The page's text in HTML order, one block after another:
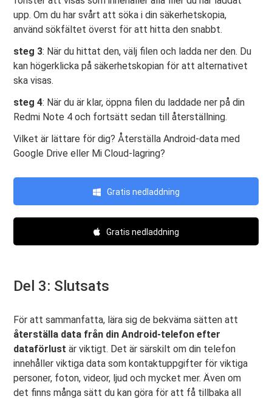
upp. Om du har svårt att söka i din säkerhetskopia,
använd sökfältet överst för att hitta den snabbt.
steg 3: När du hittat den, välj filen och ladda ner den. Du
kan högerklicka på säkerhetskopian för att alternativet
ska visas.
steg 4: När du är klar, öppna filen du laddade ner på din
Redmi Note 4 och fortsätt sedan till återställning.
Vilket är lättare för dig? Återställa Android-data med
Google Drive eller Mi Cloud-lagring?
Gratis nedladdning
Gratis nedladdning
Del 3: Slutsats
För att sammanfatta, lära sig de bekväma sätten att
återställa data från din Android-telefon efter
dataförlust är viktigt. Det är särskilt om din telefon
innehåller viktiga data som kontaktuppgifter för viktiga
personer, foton, videor, ljud och mycket mer. Även om
det finns många sätt du kan göra för att få tillbaka all